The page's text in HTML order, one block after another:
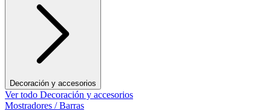
Decoración y accesorios
Ver todo Decoración y accesorios
Mostradores / Barras